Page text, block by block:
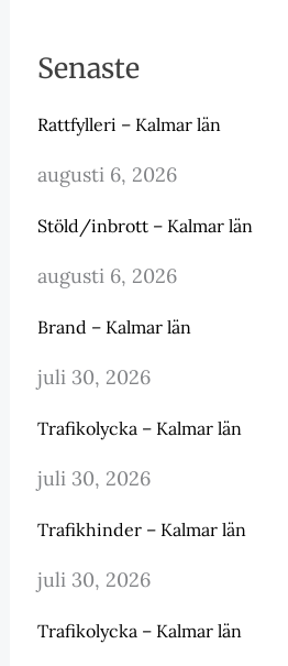
Senaste
Rattfylleri – Kalmar län
augusti 6, 2026
Stöld/inbrott – Kalmar län
augusti 6, 2026
Brand – Kalmar län
juli 30, 2026
Trafikolycka – Kalmar län
juli 30, 2026
Trafikhinder – Kalmar län
juli 30, 2026
Trafikolycka – Kalmar län